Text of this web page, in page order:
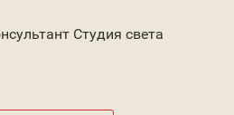
Студия света